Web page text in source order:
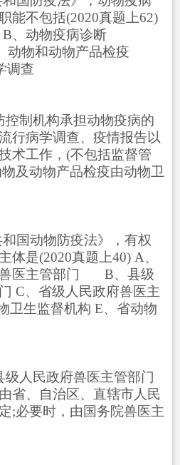
能不包括(2020真题上62)
B、动物疫病诊断
、动物和动物产品检疫
调查
控制机构承担动物疫病的
行病学调查、疫情报告以
术工作，(不包括监督管
及动物产品检疫由动物卫
。
国动物防疫法》，有权
体是(2020真题上40) A、
兽医主管部门 B、县级
C、省级人民政府兽医主
生监督机构 E、省动物
人民政府兽医主管部门
省、自治区、直辖市人民
;必要时，由国务院兽医主